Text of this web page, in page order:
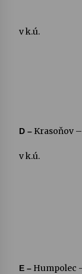
v k.ú.
D –Krasoňov
v k.ú.
E –Humpolec